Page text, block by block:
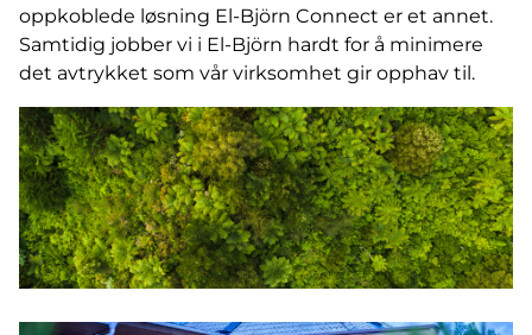
oppkoblede løsning El-Björn Connect er et annet.
Samtidig jobber vi i El-Björn hardt for å minimere
det avtrykket som vår virksomhet gir opphav til.